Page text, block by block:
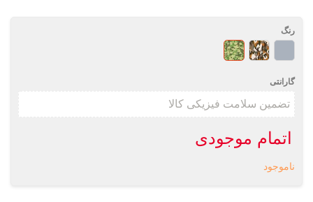
رنگ
خاکستریارتشی/
قهوه‌ای
ارتشی/
سبز
گارانتی
اتمام موجودی
ناموجود